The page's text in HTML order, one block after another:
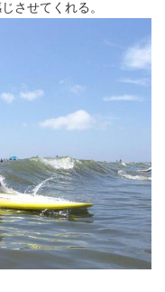
させてくれる。